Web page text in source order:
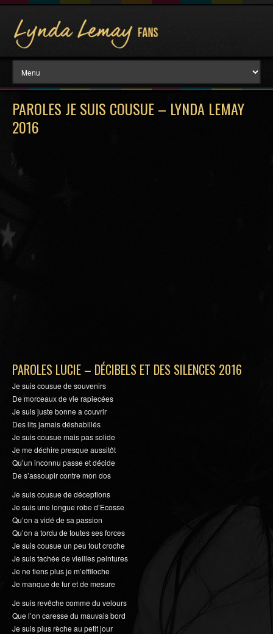
PAROLES JE SUIS COUSUE – LYNDA LEMAY
2016
PAROLES LUCIE – DÉCIBELS ET DES SILENCES 2016
Je suis cousue de souvenirs
De morceaux de vie rapiecées
Je suis juste bonne a couvrir
Des lits jamais déshabillés
Je suis cousue mais pas solide
Je me déchire presque aussitôt
Qu’un inconnu passe et décide
De s’assoupir contre mon dos
Je suis cousue de déceptions
Je suis une longue robe d’Ecosse
Qu’on a vidé de sa passion
Qu’on a tordu de toutes ses forces
Je suis cousue un peu tout croche
Je suis tachée de vieilles peintures
Je ne tiens plus je m’effiloche
Je manque de fur et de mesure
Je suis revêche comme du velours
Que l’on caresse du mauvais bord
Je suis plus rèche au petit jour